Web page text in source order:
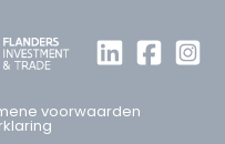
voorwaarden